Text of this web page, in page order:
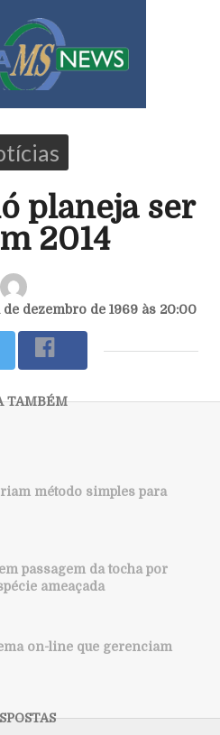
planeja ser
2014
de dezembro de 1969 às 20:00
método simples para
passagem da tocha por
ameaçada
on-line que gerenciam